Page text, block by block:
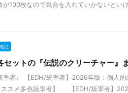
が100枚なので気合を入れていかないとい
記
セットの『伝説のクリーチャー』
者』 【EDH/統率者】2026年版：個人的
ススメ多色統率者】 【EDH/統率者】